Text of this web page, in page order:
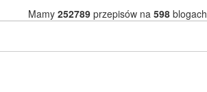
Mamy 252789przepisów na 598